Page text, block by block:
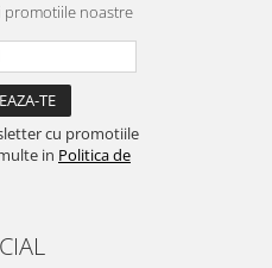
promotiile noastre
cu promotiile
in Politica de